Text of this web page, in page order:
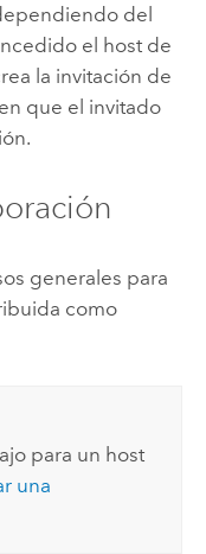
del
el host de
la invitación de
que el invitado
generales para
como
para un host
una